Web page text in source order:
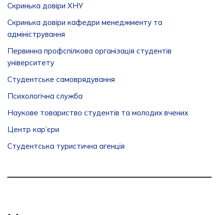
Скринька довіри ХНУ
Скринька довіри кафедри менеджменту та
адміністрування
Первинна профспілкова організація студентів
університету
Студентське самоврядування
Психологічна служба
Наукове товариство студентів та молодих вчених
Центр кар’єри
Студентська туристична агенція